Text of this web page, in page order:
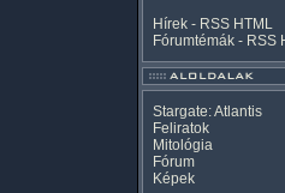
Hírek - RSS HTML
Fórumtémák - RSS
Stargate: Atlantis
Feliratok
Mitológia
Fórum
Képek